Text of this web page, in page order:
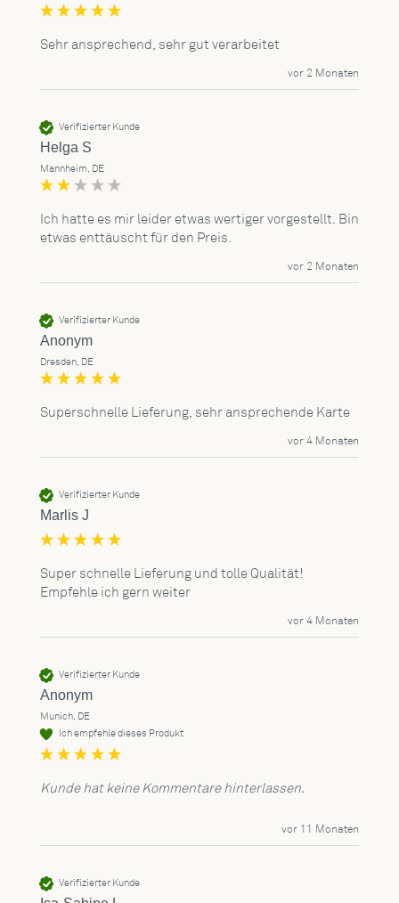
Sehr ansprechend, sehr gut verarbeitet
vor 2 Monaten
Verifizierter Kunde
Helga S
Mannheim, DE
Ich hatte es mir leider etwas wertiger vorgestellt. Bin
etwas enttäuscht für den Preis.
vor 2 Monaten
Verifizierter Kunde
Anonym
Dresden, DE
Superschnelle Lieferung, sehr ansprechende Karte
vor 4 Monaten
Verifizierter Kunde
Marlis J
Super schnelle Lieferung und tolle Qualität!
Empfehle ich gern weiter
vor 4 Monaten
Verifizierter Kunde
Anonym
Munich, DE
Ich empfehle dieses Produkt
Kunde hat keine Kommentare hinterlassen.
vor 11 Monaten
Verifizierter Kunde